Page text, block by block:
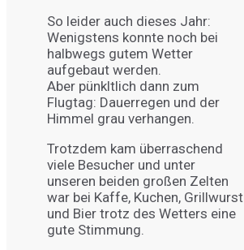
So leider auch dieses Jahr:
Wenigstens konnte noch bei
halbwegs gutem Wetter
aufgebaut werden.
Aber pünkltlich dann zum
Flugtag: Dauerregen und der
Himmel grau verhangen.
Trotzdem kam überraschend
viele Besucher und unter
unseren beiden großen Zelten
war bei Kaffe, Kuchen, Grillwurst
und Bier trotz des Wetters eine
gute Stimmung.